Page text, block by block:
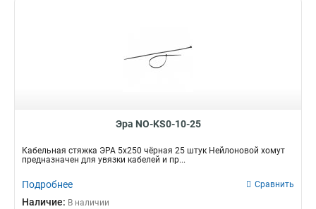
Эра NO-KS0-10-25
Кабельная стяжка ЭРА 5x250 чёрная 25 штук Нейлоновой хомут
предназначен для увязки кабелей и пр...
Подробнее Сравнить
Наличие: В наличии